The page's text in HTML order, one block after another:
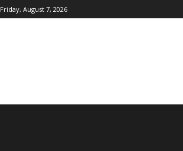
Friday, August 7, 2026